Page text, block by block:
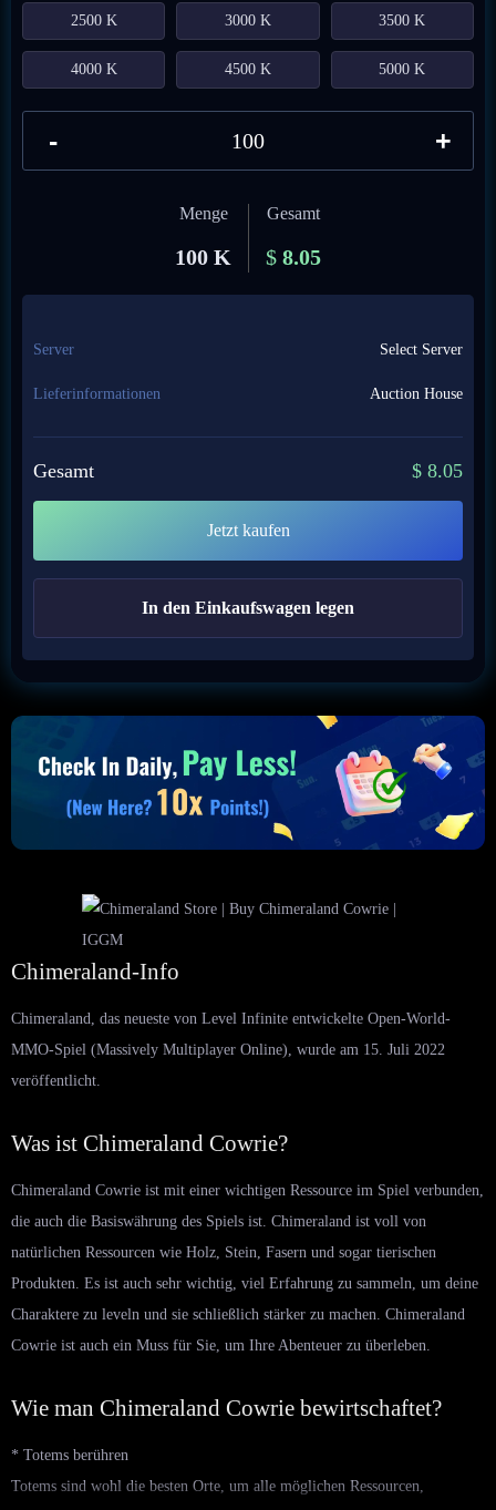
2500 K 3000 K 3500 K
4000 K 4500 K 5000 K
- +
Menge
100 K
Gesamt
$ 8.05
Server Select Server
Lieferinformationen Auction House
Gesamt $ 8.05
Jetzt kaufen
In den Einkaufswagen legen
Chimeraland-Info
Chimeraland, das neueste von Level Infinite entwickelte Open-World-
MMO-Spiel (Massively Multiplayer Online), wurde am 15. Juli 2022
veröffentlicht.
Was ist Chimeraland Cowrie?
Chimeraland Cowrie ist mit einer wichtigen Ressource im Spiel verbunden,
die auch die Basiswährung des Spiels ist. Chimeraland ist voll von
natürlichen Ressourcen wie Holz, Stein, Fasern und sogar tierischen
Produkten. Es ist auch sehr wichtig, viel Erfahrung zu sammeln, um deine
Charaktere zu leveln und sie schließlich stärker zu machen. Chimeraland
Cowrie ist auch ein Muss für Sie, um Ihre Abenteuer zu überleben.
Wie man Chimeraland Cowrie bewirtschaftet?
* Totems berühren
Totems sind wohl die besten Orte, um alle möglichen Ressourcen,